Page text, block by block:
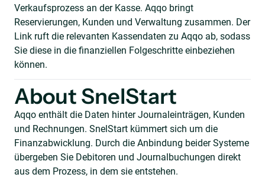
Verkaufsprozess an der Kasse. Aqqo bringt
Reservierungen, Kunden und Verwaltung zusammen. Der
Link ruft die relevanten Kassendaten zu Aqqo ab, sodass
Sie diese in die finanziellen Folgeschritte einbeziehen
können.
About SnelStart
Aqqo enthält die Daten hinter Journaleinträgen, Kunden
und Rechnungen. SnelStart kümmert sich um die
Finanzabwicklung. Durch die Anbindung beider Systeme
übergeben Sie Debitoren und Journalbuchungen direkt
aus dem Prozess, in dem sie entstehen.